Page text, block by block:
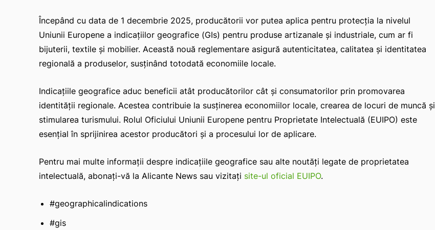
Începând cu data de 1 decembrie 2025, producătorii vor putea aplica pentru protecția la nivelul
Uniunii Europene a indicațiilor geografice (GIs) pentru produse artizanale și industriale, cum ar fi
bijuterii, textile și mobilier. Această nouă reglementare asigură autenticitatea, calitatea și identitatea
regională a produselor, susținând totodată economiile locale.
Indicațiile geografice aduc beneficii atât producătorilor cât și consumatorilor prin promovarea
identității regionale. Acestea contribuie la susținerea economiilor locale, crearea de locuri de muncă și
stimularea turismului. Rolul Oficiului Uniunii Europene pentru Proprietate Intelectuală (EUIPO) este
esențial în sprijinirea acestor producători și a procesului lor de aplicare.
Pentru mai multe informații despre indicațiile geografice sau alte noutăți legate de proprietatea
intelectuală, abonați-vă la Alicante News sau vizitați site-ul oficial EUIPO.
#geographicalindications
#gis